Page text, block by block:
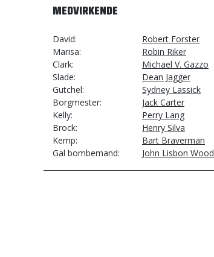
MEDVIRKENDE
David
Robert Forster
Marisa
Robin Riker
Clark
Michael V. Gazzo
Slade
Dean Jagger
Gutchel
Sydney Lassick
Borgmester
Jack Carter
Kelly
Perry Lang
Brock
Henry Silva
Kemp
Bart Braverman
Gal bombemand
John Lisbon Wood